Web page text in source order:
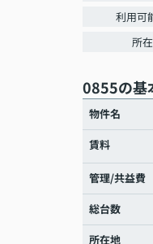
利用可
所
0855の基
物件名
賃料
管理/共益費
総台数
所在地